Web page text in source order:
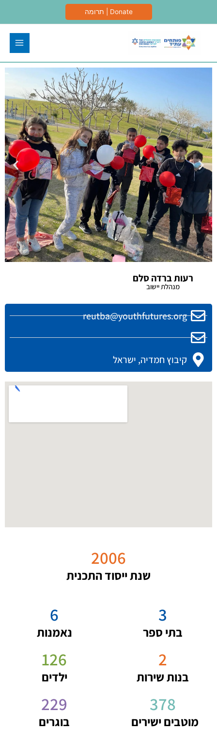
Donate | תרומה
רעות ברדה סלם
מנהלת יישוב
reutba@youthfutures.org
קיבוץ חמדיה, ישראל
שנת ייסוד התכנית
2006
בתי ספר
3
נאמנות
6
בנות שירות
2
ילדים
126
מוטבים ישירים
378
בוגרים
229